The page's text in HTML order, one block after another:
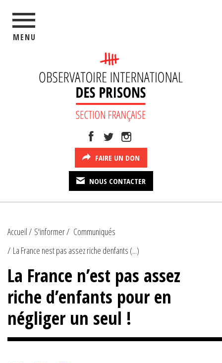
MENU
FAIRE UN DON
NOUS CONTACTER
Accueil S'informer
Communiqués
La France nest pas assez riche denfants (...)
La France n’est pas assez
riche d’enfants pour en
négliger un seul !